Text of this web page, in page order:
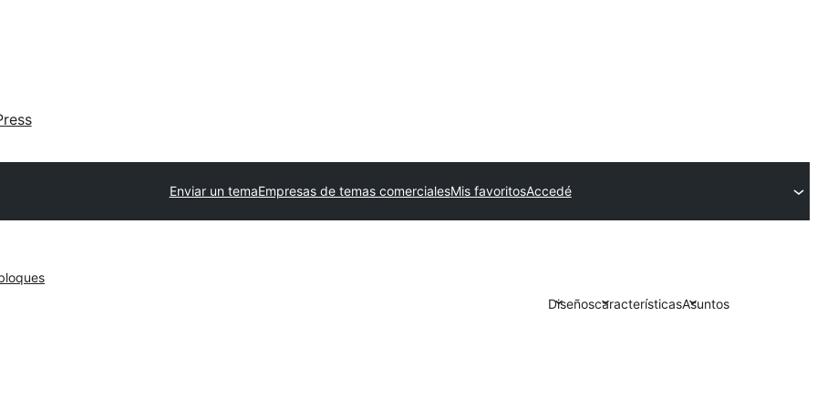
Enviar un temaEmpresas de temas comercialesMis favoritosAccedé
DiseñoscaracterísticasAsuntos